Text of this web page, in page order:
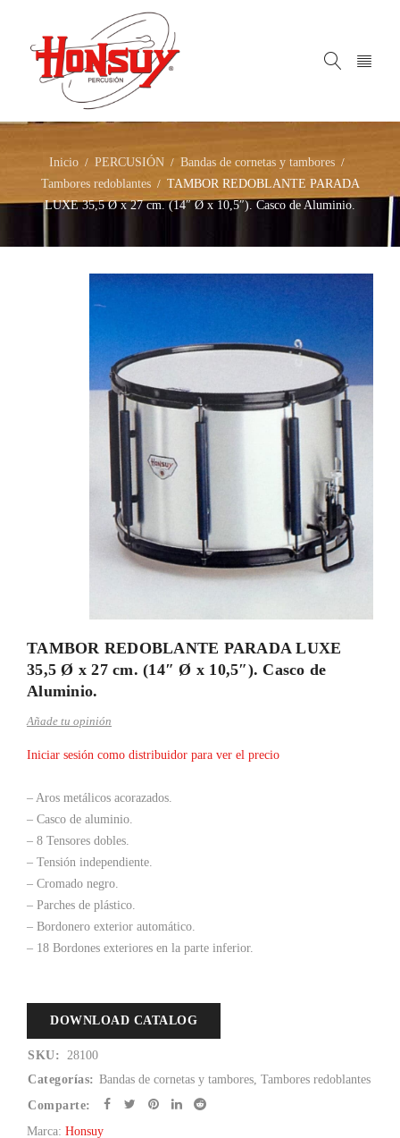
Inicio / PERCUSIÓN / Bandas de cornetas y tambores /
Tambores redoblantes / TAMBOR REDOBLANTE PARADA
LUXE 35,5 Ø x 27 cm. (14″ Ø x 10,5″). Casco de Aluminio.
TAMBOR REDOBLANTE PARADA LUXE
35,5 Ø x 27 cm. (14″ Ø x 10,5″). Casco de
Aluminio.
Añade tu opinión
Iniciar sesión como distribuidor para ver el precio
– Aros metálicos acorazados.
– Casco de aluminio.
– 8 Tensores dobles.
– Tensión independiente.
– Cromado negro.
– Parches de plástico.
– Bordonero exterior automático.
– 18 Bordones exteriores en la parte inferior.
DOWNLOAD CATALOG
SKU: 28100
Categorías: Bandas de cornetas y tambores, Tambores redoblantes
Comparte:
Marca: Honsuy